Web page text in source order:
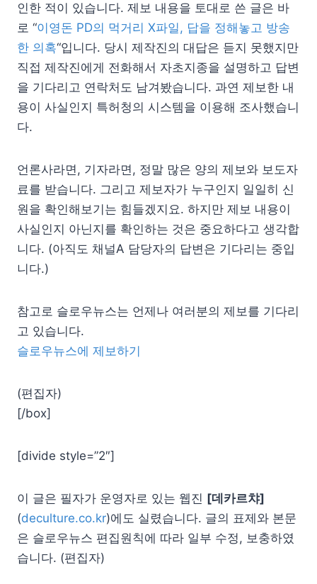
인한 적이 있습니다. 제보 내용을 토대로 쓴 글은 바
로 “이영돈 PD의 먹거리 X파일, 답을 정해놓고 방송
한 의혹“입니다. 당시 제작진의 대답은 듣지 못했지만
직접 제작진에게 전화해서 자초지종을 설명하고 답변
을 기다리고 연락처도 남겨봤습니다. 과연 제보한 내
용이 사실인지 특허청의 시스템을 이용해 조사했습니
다.
언론사라면, 기자라면, 정말 많은 양의 제보와 보도자
료를 받습니다. 그리고 제보자가 누구인지 일일히 신
원을 확인해보기는 힘들겠지요. 하지만 제보 내용이
사실인지 아닌지를 확인하는 것은 중요하다고 생각합
니다. (아직도 채널A 담당자의 답변은 기다리는 중입
니다.)
참고로 슬로우뉴스는 언제나 여러분의 제보를 기다리
고 있습니다.
슬로우뉴스에 제보하기
(편집자)
[/box]
[divide style=”2″]
이 글은 필자가 운영자로 있는 웹진 [데카르챠]
(deculture.co.kr)에도 실렸습니다. 글의 표제와 본문
은 슬로우뉴스 편집원칙에 따라 일부 수정, 보충하였
습니다. (편집자)